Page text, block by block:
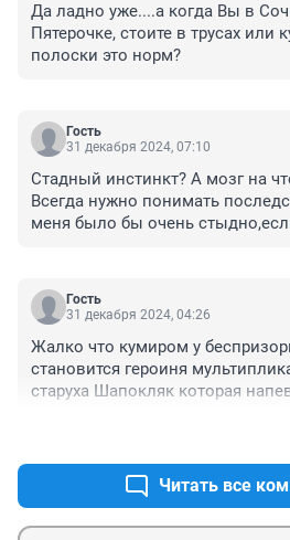
Да ладно уже....а когда Вы в
Пятерочке, стоите в трусах или
полоски это норм?
Гость
31 декабря 2024, 07:10
Стадный инстинкт? А мозг на
Всегда нужно понимать
меня было бы очень
Гость
31 декабря 2024, 04:26
Жалко что кумиром у
становится героиня
старуха Шапокляк которая
Читать все